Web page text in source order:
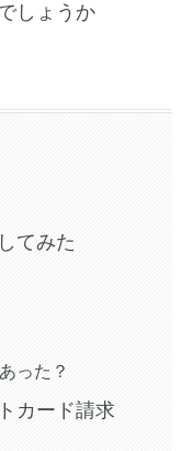
しょうか
てみた
った？
カード請求